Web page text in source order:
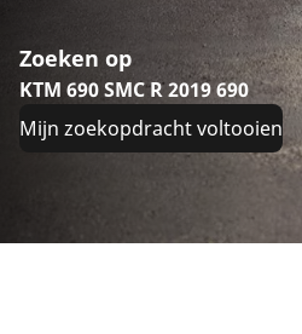
Zoeken op
KTM 690 SMC R 2019 690
Mijn zoekopdracht voltooien